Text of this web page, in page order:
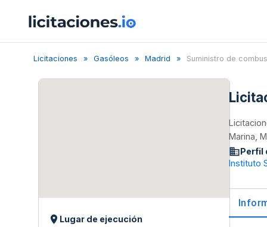
Licitaciones Gasóleos Madrid Suministro de
Lugar de ejecución
Marina,
Perfil
Instituto